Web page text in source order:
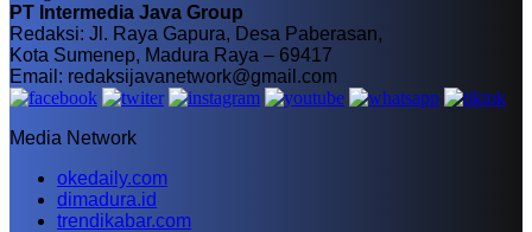
PT Intermedia Java Group
Redaksi: Jl. Raya Gapura, Desa Paberasan,
Kota Sumenep, Madura Raya – 69417
Email: redaksijavanetwork@gmail.com
Media Network
okedaily.com
dimadura.id
trendikabar.com